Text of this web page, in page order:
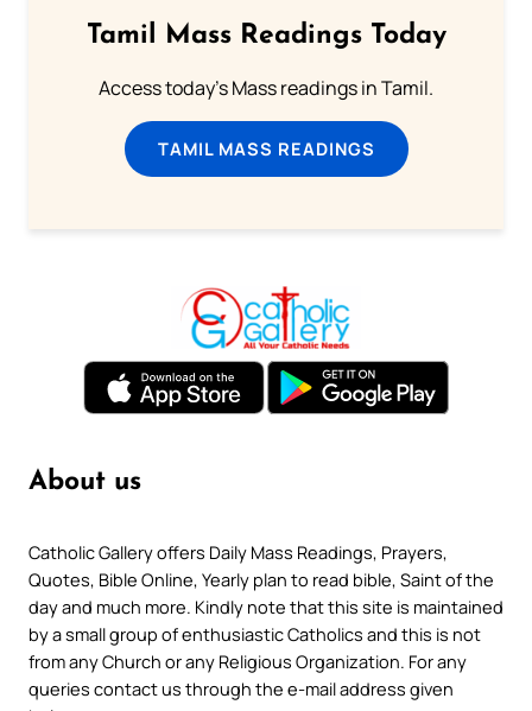
Tamil Mass Readings Today
Access today's Mass readings in Tamil.
TAMIL MASS READINGS
About us
Catholic Gallery offers Daily Mass Readings, Prayers,
Quotes, Bible Online, Yearly plan to read bible, Saint of the
day and much more. Kindly note that this site is maintained
by a small group of enthusiastic Catholics and this is not
from any Church or any Religious Organization. For any
queries contact us through the e-mail address given